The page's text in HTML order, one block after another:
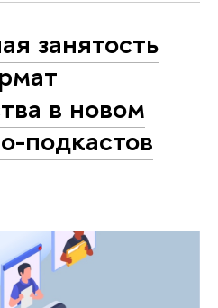
занятость
в новом
подкастов